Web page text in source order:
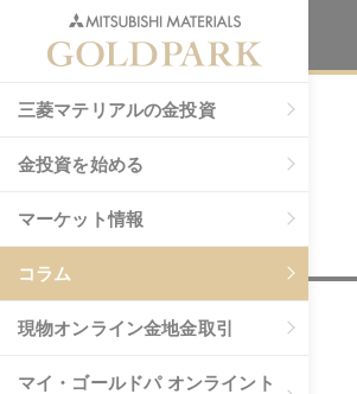
三菱マテリアルの金投資
金投資を始める
マーケット情報
コラム
現物オンライン金地金取引
マイ・ゴールドパ オンライント